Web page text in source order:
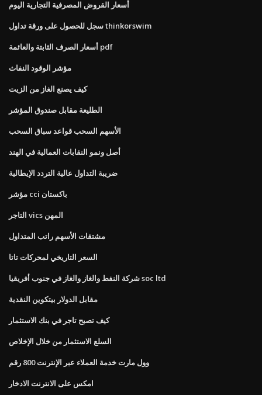
أسعار القروض المصرفية التجارية اليوم
سجل للحصول على ورقة تداول thinkorswim
أسعار الصرف الثابتة والعائمة pdf
مؤشر الوقود النفاث
كيف يصنع الغاز من الزيت
الطليعة مقابل صندوق المؤشر
الأسهم السحب قواعد سباق السحب
أصل ونمو النقابات العمالية في الهند
ضريبة التداول عالية التردد الإيطالية
مؤشر cci باكستان
التاجر vics المهن
مشتقات الأسهم راتب المتداول
السعر التاريخي لمحركات تاتا
شركة النفط والغاز والغاز في جنوب أفريقيا soc ltd
مقابل الدولار بيتكوين النقدية
كيف تصبح تاجر في بنك الاستثمار
السلع الاستثمار من خلال الإخلاص
وول مارت خدمة العملاء عبر الإنترنت 800 رقم
امكس على الانترنت الادخار